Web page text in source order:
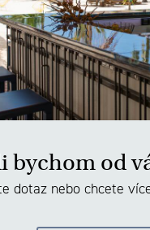
bychom od
dotaz nebo chcete